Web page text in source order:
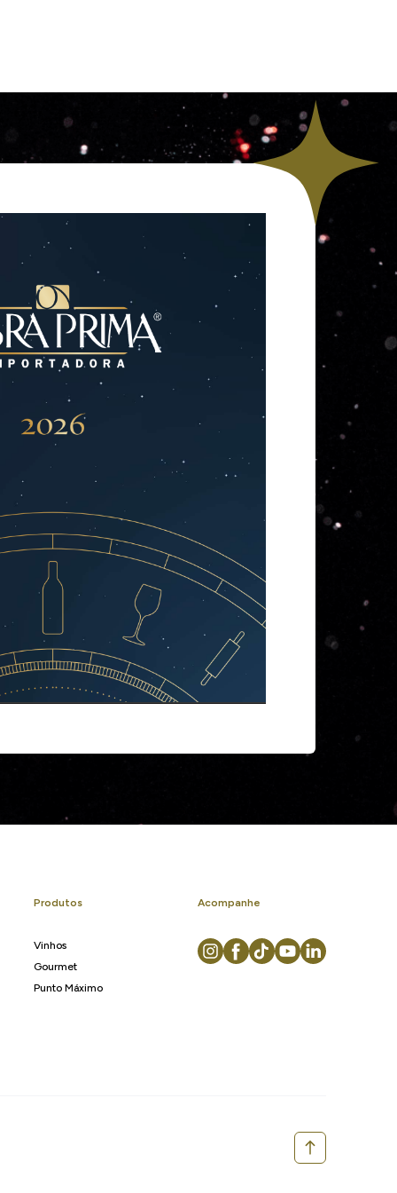
Produtos
Vinhos
Gourmet
Punto Máximo
Acompanhe